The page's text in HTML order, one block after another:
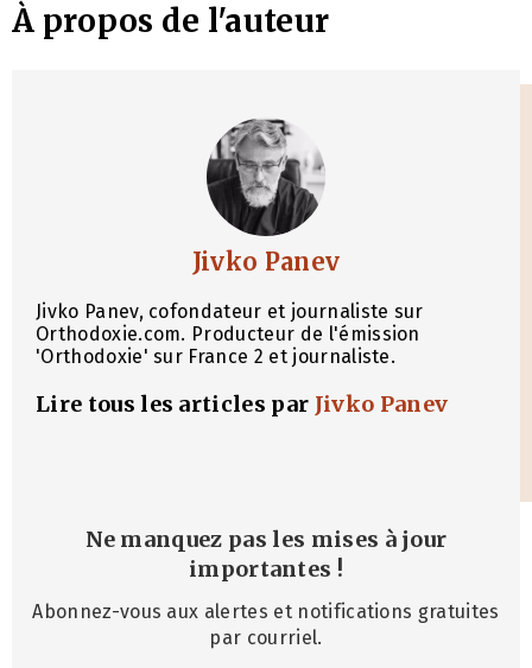
À propos de l'auteur
Jivko Panev
Jivko Panev, cofondateur et journaliste sur
Orthodoxie.com. Producteur de l'émission
'Orthodoxie' sur France 2 et journaliste.
Lire tous les articles par Jivko Panev
Ne manquez pas les mises à jour
importantes !
Abonnez-vous aux alertes et notifications gratuites
par courriel.